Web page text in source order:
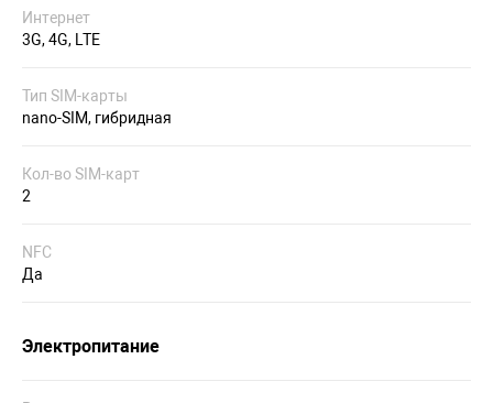
Интернет
3G, 4G, LTE
Тип SIM-карты
nano-SIM, гибридная
Кол-во SIM-карт
2
NFC
Да
Электропитание